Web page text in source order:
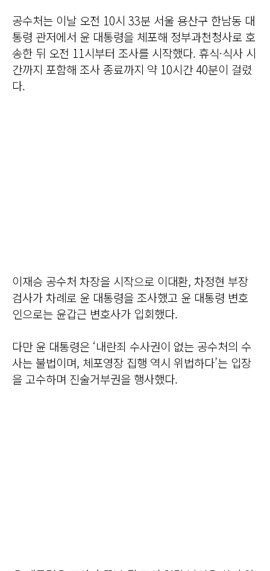
공수처는 이날 오전 10시 33분 서울 용산구 한남동 대
통령 관저에서 윤 대통령을 체포해 정부과천청사로 호
송한 뒤 오전 11시부터 조사를 시작했다. 휴식·식사 시
간까지 포함해 조사 종료까지 약 10시간 40분이 걸렸
다.
이재승 공수처 차장을 시작으로 이대환, 차정현 부장
검사가 차례로 윤 대통령을 조사했고 윤 대통령 변호
인으로는 윤갑근 변호사가 입회했다.
다만 윤 대통령은 ‘내란죄 수사권이 없는 공수처의 수
사는 불법이며, 체포영장 집행 역시 위법하다’는 입장
을 고수하며 진술거부권을 행사했다.